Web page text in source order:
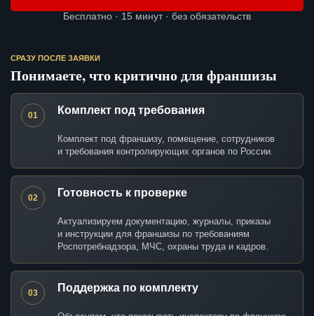
Бесплатно · 15 минут · без обязательств
СРАЗУ ПОСЛЕ ЗАЯВКИ
Понимаете, что критично для франшизы
01 Комплект под требования
Комплект под франшизу, помещение, сотрудников
и требования контролирующих органов по России.
02 Готовность к проверке
Актуализируем документацию, журналы, приказы
и инструкции для франшизы по требованиям
Роспотребнадзора, МЧС, охраны труда и кадров.
03 Поддержка по комплекту